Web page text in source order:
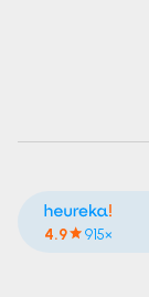
4.9 915×